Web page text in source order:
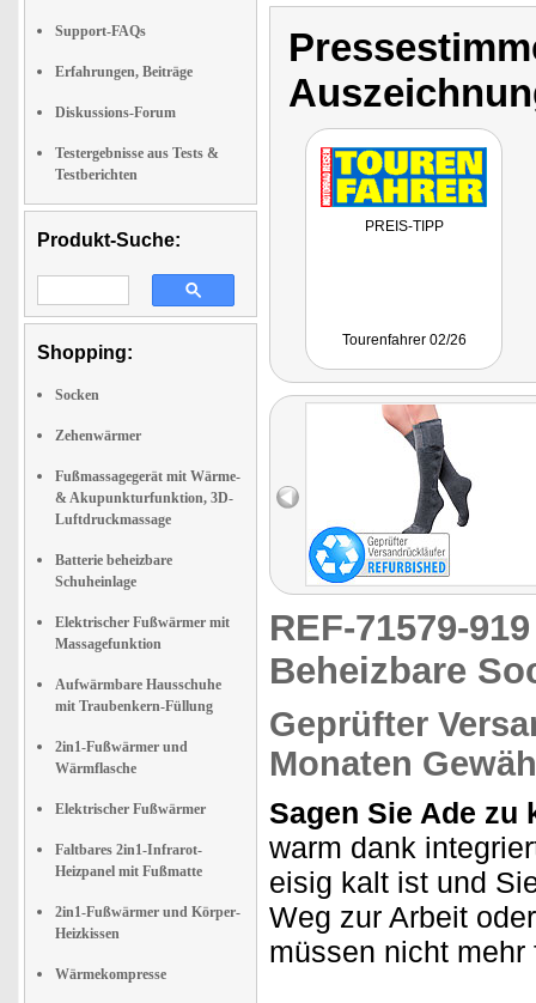
Support-FAQs
Erfahrungen, Beiträge
Diskussions-Forum
Testergebnisse aus Tests &
Testberichten
Produkt-Suche:
Shopping:
Socken
Zehenwärmer
Fußmassagegerät mit Wärme-
& Akupunkturfunktion, 3D-
Luftdruckmassage
Batterie beheizbare
Schuheinlage
Elektrischer Fußwärmer mit
Massagefunktion
Aufwärmbare Hausschuhe
mit Traubenkern-Füllung
2in1-Fußwärmer und
Wärmflasche
Elektrischer Fußwärmer
Faltbares 2in1-Infrarot-
Heizpanel mit Fußmatte
2in1-Fußwärmer und Körper-
Heizkissen
Wärmekompresse
PREIS-TIPP
Tourenfahrer 02/26
REF-71579-
Beheizbare
Geprüfter
Monaten
Sagen Sie Ade zu
warm dank
eisig kalt ist und
Weg zur Arbeit
müssen nicht mehr